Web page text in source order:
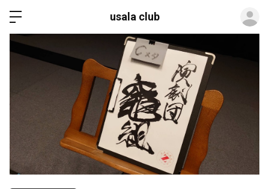
usala club